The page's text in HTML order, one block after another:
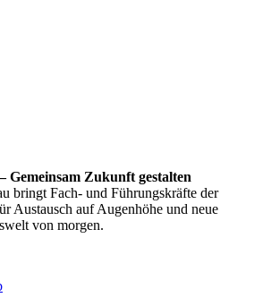
Gemeinsam Zukunft gestalten
bringt Fach- und Führungskräfte der
Austausch auf Augenhöhe und neue
von morgen.